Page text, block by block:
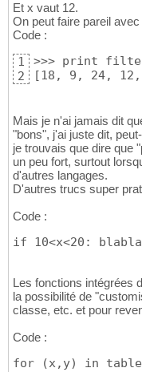
Et x vaut 12.
On peut faire pareil
Code :
1
2
>>> print
[18, 9, 24,
Mais je n'ai jamais dit
"bons", j'ai juste dit,
je trouvais que dire que
un peu fort, surtout
d'autres langages.
D'autres trucs super
Code :
if 10<x<20: blabla
Les fonctions intégrées
la possibilité de
classe, etc. et pour
Code :
for (x,y) in